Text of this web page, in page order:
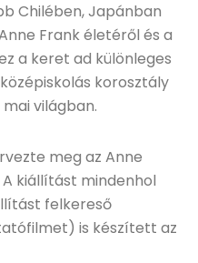
Chilében, Japánban
Frank életéről és a
a keret ad különleges
korosztály
világban.
meg az Anne
kiállítást mindenhol
felkereső
is készített az